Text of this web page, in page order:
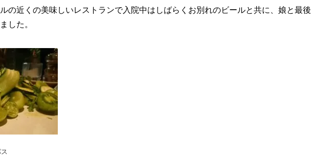
の近くの美味しいレストランで入院中はしばらくお別れのビールと共に、娘と最後
した。